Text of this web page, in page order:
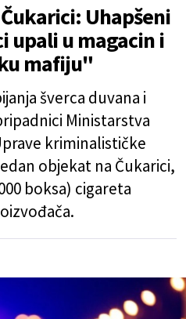
Uhapšeni
upali u magacin i
mafiju"
šverca duvana i
Ministarstva
kriminalističke
objekat na Čukarici,
boksa) cigareta